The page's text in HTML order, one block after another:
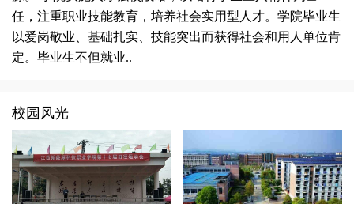
任，注重职业技能教育，培养社会实用型人才。学院毕业生
以爱岗敬业、基础扎实、技能突出而获得社会和用人单位肯
定。毕业生不但就业..
校园风光